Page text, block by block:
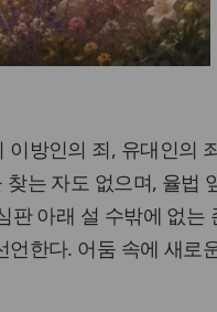
방인의 죄, 유대인의
는 자도 없으며, 율법
판 아래 설 수밖에 없는
언한다. 어둠 속에 새로